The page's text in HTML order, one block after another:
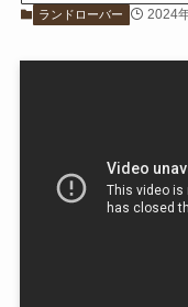
ランドローバー 2024